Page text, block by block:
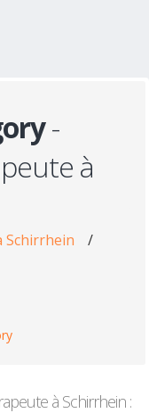
-
à
Schirrhein
/
à Schirrhein :